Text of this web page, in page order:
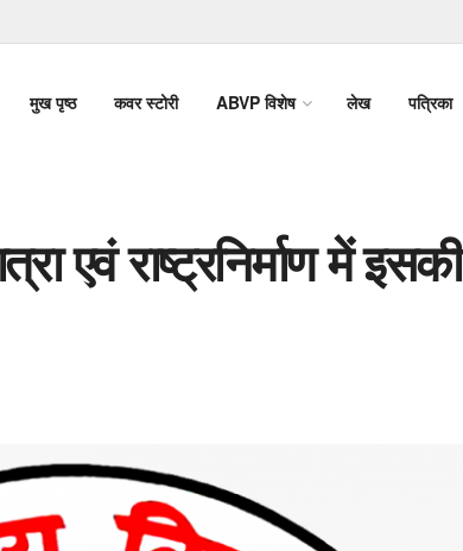
मुख पृष्ठ कवर स्टोरी ABVP विशेष लेख पत्रिका
एवं राष्ट्रनिर्माण में इसकी